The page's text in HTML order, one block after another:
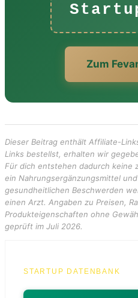
Zum
Dieser Beitrag enthält Affiliate-
Links bestellst, erhalten wir
Für dich entstehen dadurch keine
ein Nahrungsergänzungsmittel
gesundheitlichen Beschwerden
einen Arzt. Angaben zu Preisen,
Produkteigenschaften ohne
geprüft im Juli 2026.
STARTUP DATENBANK